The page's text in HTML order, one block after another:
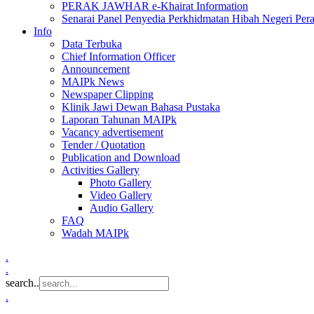
PERAK JAWHAR e-Khairat Information
Senarai Panel Penyedia Perkhidmatan Hibah Negeri
Info
Data Terbuka
Chief Information Officer
Announcement
MAIPk News
Newspaper Clipping
Klinik Jawi Dewan Bahasa Pustaka
Laporan Tahunan MAIPk
Vacancy advertisement
Tender / Quotation
Publication and Download
Activities Gallery
Photo Gallery
Video Gallery
Audio Gallery
FAQ
Wadah MAIPk
.
.
search..
.